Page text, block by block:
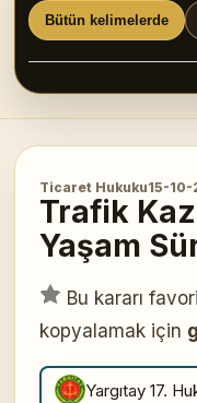
Bütün kelimelerde
Ticaret Hukuku15-
Trafik
Yaşam
Bu kararı
kopyalamak için
Yargıtay 17.